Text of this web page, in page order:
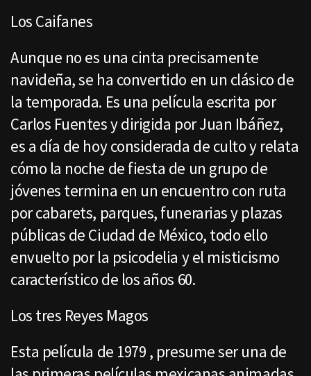
Los Caifanes
Aunque no es una cinta precisamente
navideña, se ha convertido en un clásico de
la temporada. Es una película escrita por
Carlos Fuentes y dirigida por Juan Ibáñez,
es a día de hoy considerada de culto y relata
cómo la noche de fiesta de un grupo de
jóvenes termina en un encuentro con ruta
por cabarets, parques, funerarias y plazas
públicas de Ciudad de México, todo ello
envuelto por la psicodelia y el misticismo
característico de los años 60.
Los tres Reyes Magos
Esta película de 1979 , presume ser una de